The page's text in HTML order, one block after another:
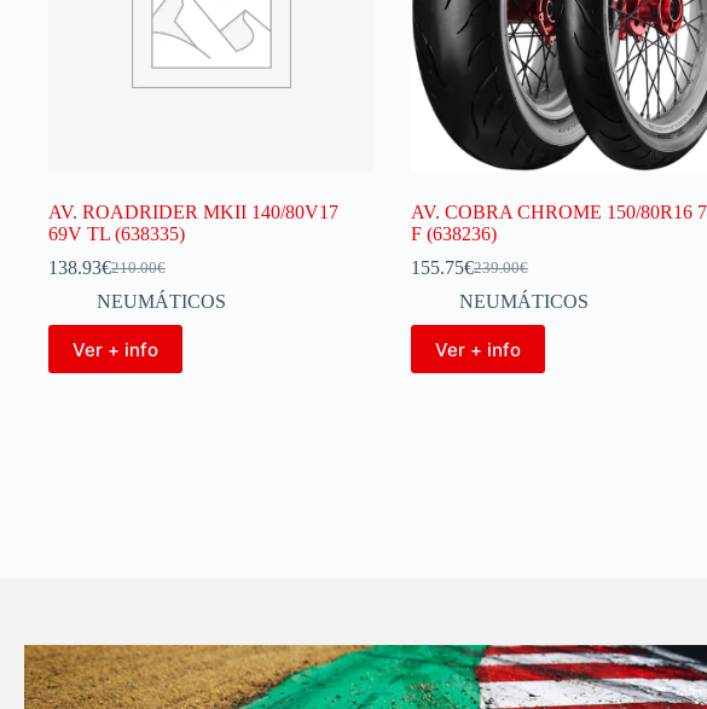
AV. ROADRIDER MKII 140/80V17
69V TL (638335)
210.00€
138.93€
NEUMÁTICOS
Ver + info
AV. COBRA CHROME 150/80R16
F (638236)
239.00€
155.75€
NEUMÁTICOS
Ver + info